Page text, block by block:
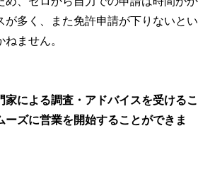
が多く、また免許申請が下りないとい
ません。
家による調査・アドバイスを受けるこ
ーズに営業を開始することができま